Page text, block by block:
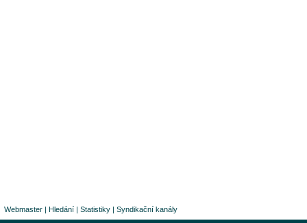
Webmaster | Hledání | Statistiky | Syndikační kanály